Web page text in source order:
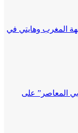
المغرب وهايتي في
المعاصر” على